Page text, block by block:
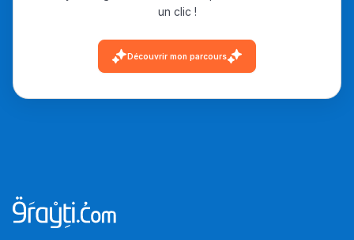
تقويم البصر مع المختصّة
مسار عبد العزيز فتيشي،
المبدع فمجال الديكور و
un clic !
Découvrir mon parcours